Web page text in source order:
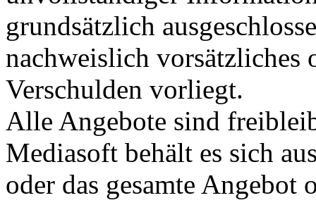
grundsätzlich
nachweislich vorsätzliches
Verschulden vorliegt.
Alle Angebote sind
Mediasoft behält es sich
oder das gesamte Angebot